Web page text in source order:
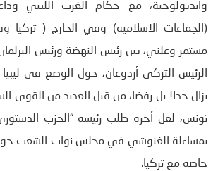
وايديولوجية، مع حكام الغرب الليبي
(الجماعات الاسلامية) وفي الخارج ( تركيا
مستمر وعلني، بين رئيس النهضة ورئيس
الرئيس التركي أردوغان، حول الوضع في
يزال جدلا بل رفضا، من قبل العديد من القوى
تونس، لعل أخره طلب رئيسة “الحزب
بمساءلة الغنوشي في مجلس نواب الشعب حول
خاصة مع تركيا.